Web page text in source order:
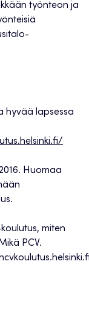
työnteon ja
hyvää lapsessa
Huomaa
miten
PCV.